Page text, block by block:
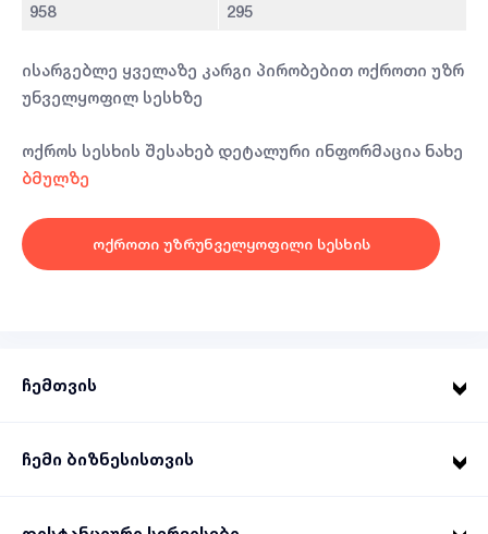
958
295
ისარგებლე ყველაზე კარგი პირობებით ოქროთი უზრ
უნველყოფილ სესხზე
ოქროს სესხის შესახებ დეტალური ინფორმაცია ნახე
ბმულზე
ოქროთი უზრუნველყოფილი სესხის
ჩემთვის
ჩემი ბიზნესისთვის